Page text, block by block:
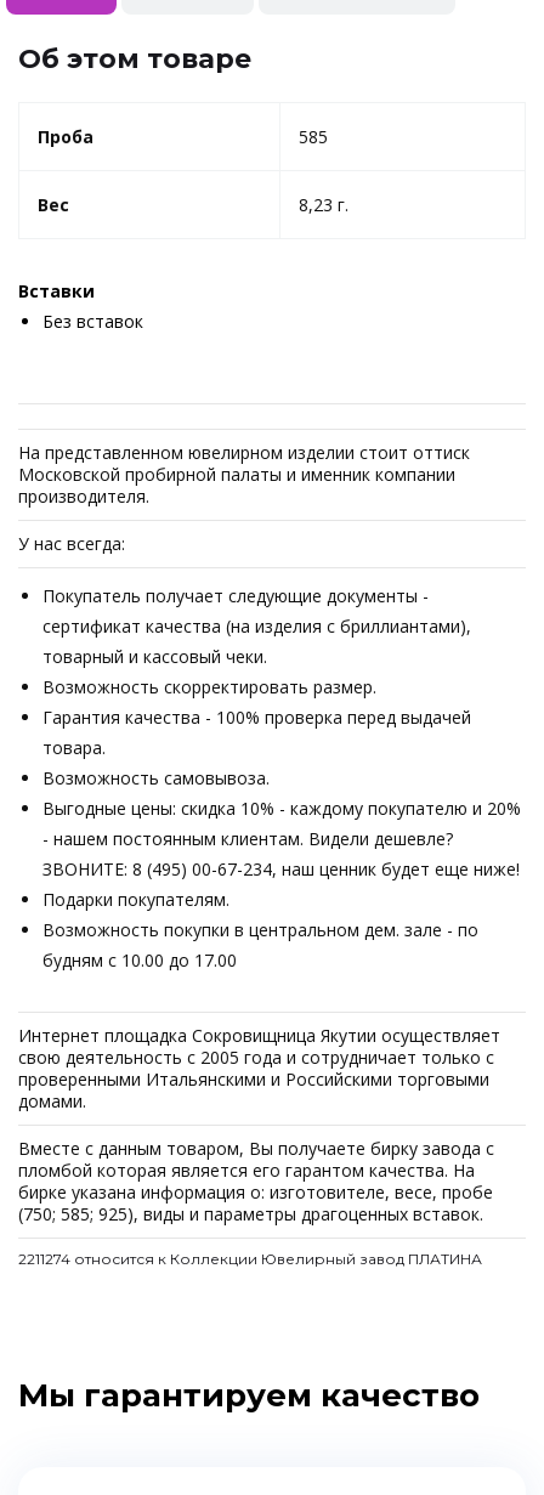
Об этом товаре
Проба 585
Вес 8,23 г.
Вставки
Без вставок
На представленном ювелирном изделии стоит оттиск
Московской пробирной палаты и именник компании
производителя.
У нас всегда:
Покупатель получает следующие документы -
сертификат качества (на изделия с бриллиантами),
товарный и кассовый чеки.
Возможность скорректировать размер.
Гарантия качества - 100% проверка перед выдачей
товара.
Возможность самовывоза.
Выгодные цены: скидка 10% - каждому покупателю и 20%
- нашем постоянным клиентам. Видели дешевле?
ЗВОНИТЕ: 8 (495) 00-67-234, наш ценник будет еще ниже!
Подарки покупателям.
Возможность покупки в центральном дем. зале - по
будням с 10.00 до 17.00
Интернет площадка Сокровищница Якутии осуществляет
свою деятельность с 2005 года и сотрудничает только с
проверенными Итальянскими и Российскими торговыми
домами.
Вместе с данным товаром, Вы получаете бирку завода с
пломбой которая является его гарантом качества. На
бирке указана информация о: изготовителе, весе, пробе
(750; 585; 925), виды и параметры драгоценных вставок.
2211274 относится к Коллекции Ювелирный завод ПЛАТИНА
Мы гарантируем качество